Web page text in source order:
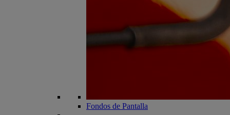
Fondos de Pantalla